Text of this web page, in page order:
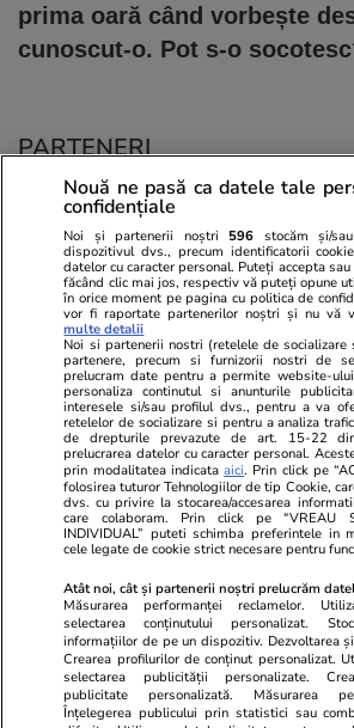
prima oară când vorbește
cunoscut-o. Pot s-o
PARTENERI
Viva.ro
Toată lumea știe cine este Dan Dungaciu,
unul dintre liderii partidului AUR, dar iată
e, de fapt, superba lui soție. E vedetă de
televiziune în R...
© 2026 Ringier Romania. Toate
Nouă ne pasă ca datele tale
confidențiale
Noi și partenerii noștri 596 stocăm și/
dispozitivul dvs., precum identificatorii
datelor cu caracter personal. Puteți accepta
făcând clic mai jos, respectiv vă puteți opune
în orice moment pe pagina cu politica de
vor fi raportate partenerilor noștri și nu vă
multe detalii
Noi si partenerii nostri (retelele de
partenere, precum si furnizorii nostri de
prelucram date pentru a permite website-
personaliza continutul si anunturile
interesele si/sau profilul dvs., pentru a va
retelelor de socializare si pentru a analiza
de drepturile prevazute de art. 15-22
prelucrarea datelor cu caracter personal.
prin modalitatea indicataaici. Prin click pe
folosirea tuturor Tehnologiilor de tip Cookie,
dvs. cu privire la stocarea/accesarea
care colaboram. Prin click pe “VREAU
INDIVIDUAL” puteti schimba preferintele in
cele legate de cookie strict necesare pentru
Atât noi, cât și partenerii noștri prelucrăm
Măsurarea performanței reclamelor.
selectarea conținutului personalizat.
informațiilor de pe un dispozitiv. Dezvoltarea
Crearea profilurilor de conținut personalizat.
selectarea publicității personalizate.
publicitate personalizată. Măsurarea
Înțelegerea publicului prin statistici sau